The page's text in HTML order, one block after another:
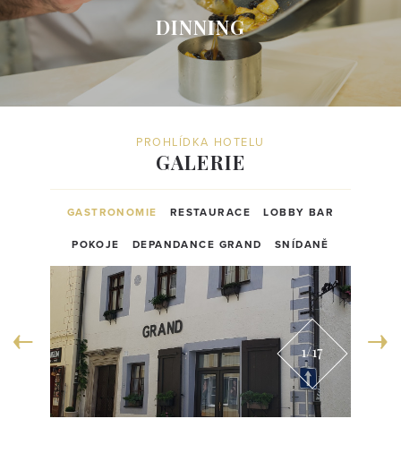
DINNING
PROHLÍDKA HOTELU
GALERIE
GASTRONOMIE RESTAURACE LOBBY BAR
POKOJE DEPANDANCE GRAND SNÍDANĚ
1/17